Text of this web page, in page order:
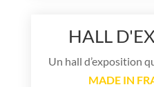
HALL
Un hall d’exposition
MADE IN